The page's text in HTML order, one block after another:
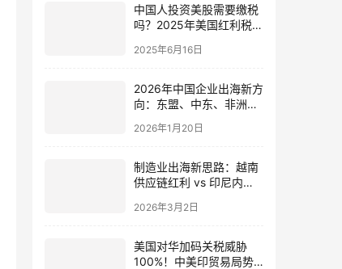
中国人投资美股需要缴税
吗？2025年美国红利税与
2025年6月16日
2026年中国企业出海新方
向：东盟、中东、非洲市
2026年1月20日
制造业出海新思路：越南
供应链红利 vs 印尼内需
lngStart
2026年3月2日
美国对华加码关税威胁
100%！中美印贸易局势